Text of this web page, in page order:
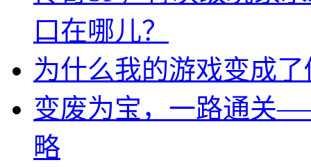
口在哪儿？
为什么我的游戏变成
变废为宝，一路通关
略